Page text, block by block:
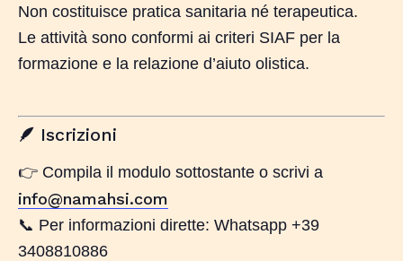
Non costituisce pratica sanitaria né terapeutica.
Le attività sono conformi ai criteri SIAF per la
formazione e la relazione d’aiuto olistica.
🪶 Iscrizioni
👉 Compila il modulo sottostante o scrivi a
info@namahsi.com
📞 Per informazioni dirette: Whatsapp +39
3408810886